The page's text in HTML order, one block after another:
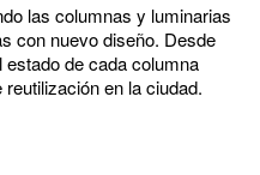
las columnas y luminarias
con nuevo diseño. Desde
de cada columna
en la ciudad.